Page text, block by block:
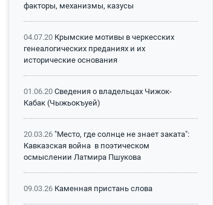
факторы, механизмы, казусы
04.07.20 Крымские мотивы в черкесских
генеалогических преданиях и их
исторические основания
01.06.20 Сведения о владельцах Чижок-
Кабак (Чыжьокъуей)
20.03.26 "Место, где солнце не знает заката":
Кавказская война в поэтическом
осмыслении Латмира Пшукова
09.03.26 Каменная пристань слова